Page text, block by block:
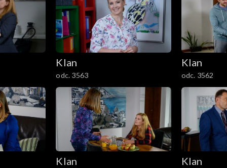
Klan
odc. 3563
Klan
odc. 3562
Klan Klan